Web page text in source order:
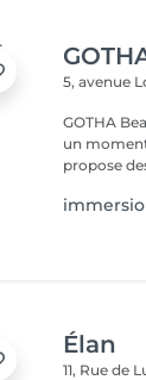
5, avenue
GOTHA
un
propose
Élan
11, Rue de